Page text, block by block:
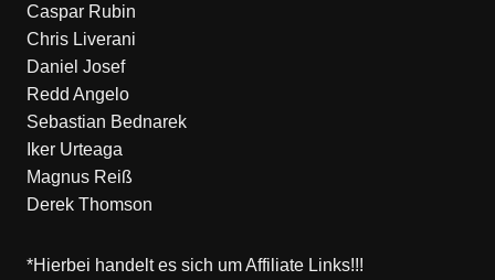
Caspar Rubin
Chris Liverani
Daniel Josef
Redd Angelo
Sebastian Bednarek
Iker Urteaga
Magnus Reiß
Derek Thomson
*Hierbei handelt es sich um Affiliate Links!!!